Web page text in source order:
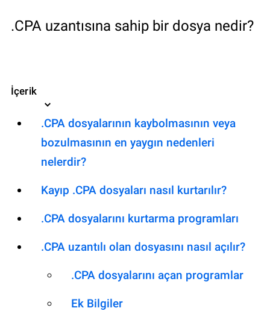
.CPA uzantısına sahip bir dosya nedir?
İçerik
.CPA dosyalarının kaybolmasının veya
bozulmasının en yaygın nedenleri
nelerdir?
Kayıp .CPA dosyaları nasıl kurtarılır?
.CPA dosyalarını kurtarma programları
.CPA uzantılı olan dosyasını nasıl açılır?
.CPA dosyalarını açan programlar
Ek Bilgiler